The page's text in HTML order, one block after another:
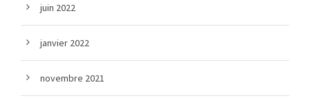
juin 2022
janvier 2022
novembre 2021